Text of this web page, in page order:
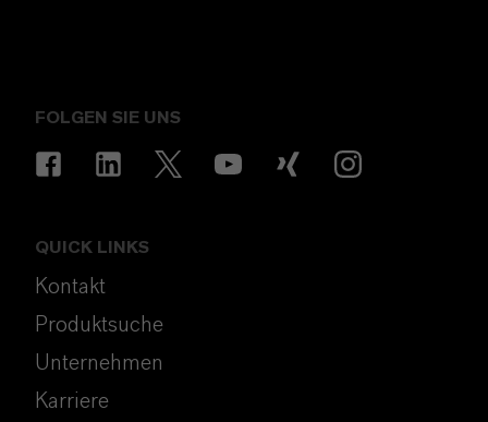
FOLGEN SIE UNS
QUICK LINKS
Kontakt
Produktsuche
Unternehmen
Karriere